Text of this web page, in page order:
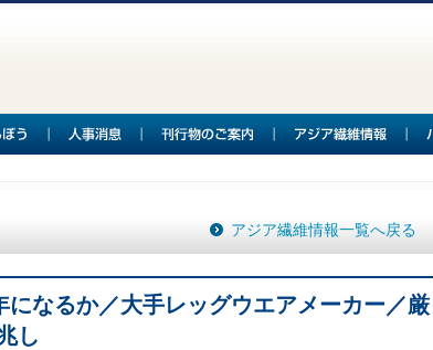
アジア繊維情報一覧へ戻る
なるか／大手レッグウエアメーカー／厳
し